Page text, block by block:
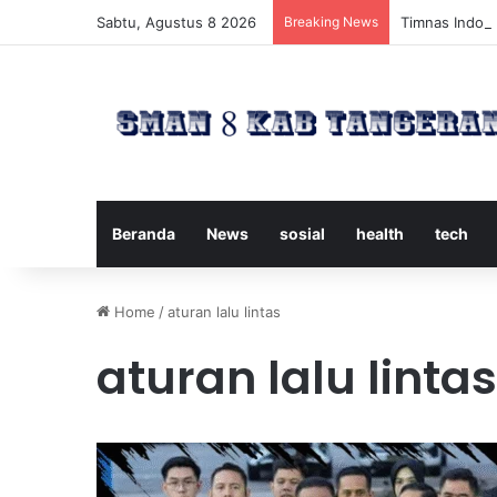
Sabtu, Agustus 8 2026 Breaking News Timnas
Beranda News sosial health tech
Home /aturan lalu lintas
aturan lalu lintas